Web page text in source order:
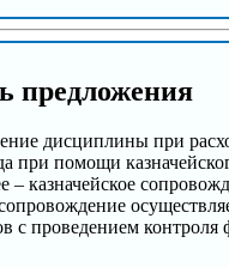
предложения
дисциплины при
при помощи
– казначейское
с проведением контроля